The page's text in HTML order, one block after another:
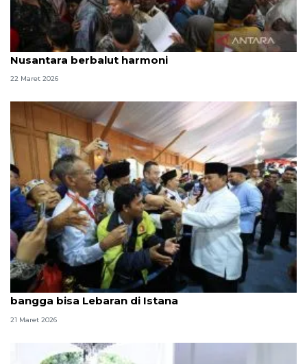
Wajah kemenangan: Saat istana terbuka dan
Nusantara berbalut harmoni
22 Maret 2026
Ikut "open house", sejumlah pengemudi ojol
bangga bisa Lebaran di Istana
21 Maret 2026